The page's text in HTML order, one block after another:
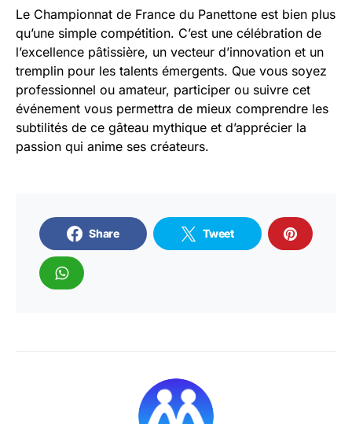
Le Championnat de France du Panettone est bien plus
qu’une simple compétition. C’est une célébration de
l’excellence pâtissière, un vecteur d’innovation et un
tremplin pour les talents émergents. Que vous soyez
professionnel ou amateur, participer ou suivre cet
événement vous permettra de mieux comprendre les
subtilités de ce gâteau mythique et d’apprécier la
passion qui anime ses créateurs.
Share Tweet